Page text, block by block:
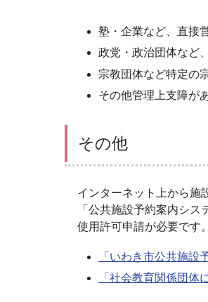
塾・企業など、直接
政党・政治団体など
宗教団体など特定の
その他管理上支障が
その他
インターネット上から施
「公共施設予約案内シ
使用許可申請が必要です。
「いわき市公共施設
「社会教育関係団体